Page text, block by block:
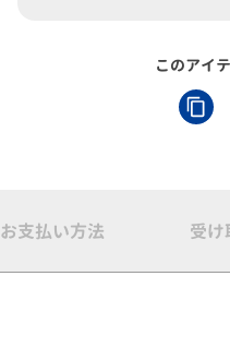
このアイ
お支払い方法 受け